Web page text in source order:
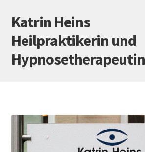
Zur
Navigation
springen
Zum
Inhalt
springen
Katrin Heins
Heilpraktikerin und
Hypnosetherapeutin
Hypnose